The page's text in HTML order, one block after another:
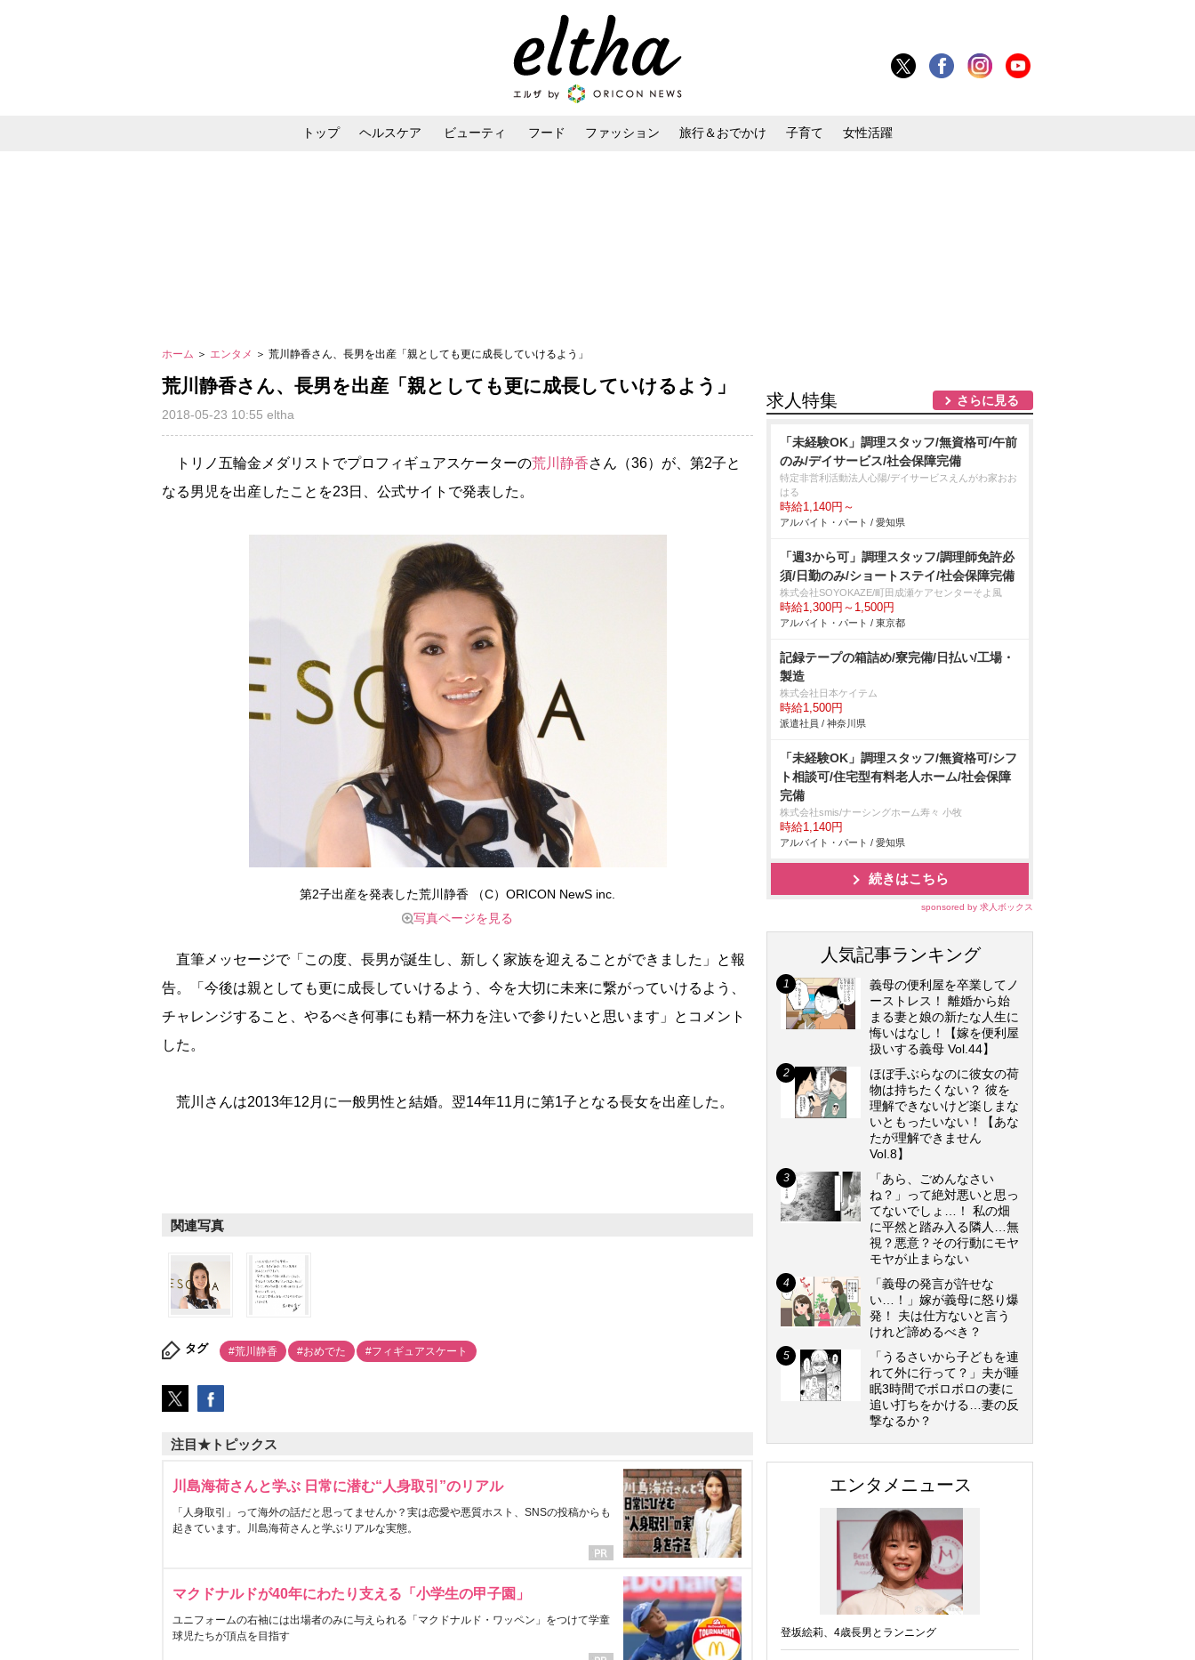
トップ ヘルスケア ビューティ フード ファッション 旅行＆おでかけ 子育て 女性活躍
ホーム ＞ エンタメ ＞ 荒川静香さん、長男を出産「親としても更に成長していけるよう」
荒川静香さん、長男を出産「親としても更に成長していけるよう」
2018-05-23 10:55 eltha
トリノ五輪金メダリストでプロフィギュアスケーターの荒川静香さん（36）が、第2子と
なる男児を出産したことを23日、公式サイトで発表した。
第2子出産を発表した荒川静香 （C）ORICON NewS inc.
写真ページを見る
直筆メッセージで「この度、長男が誕生し、新しく家族を迎えることができました」と報
告。「今後は親としても更に成長していけるよう、今を大切に未来に繋がっていけるよう、
チャレンジすること、やるべき何事にも精一杯力を注いで参りたいと思います」とコメント
した。
荒川さんは2013年12月に一般男性と結婚。翌14年11月に第1子となる長女を出産した。
関連写真
タグ #荒川静香 #おめでた #フィギュアスケート
注目★トピックス
川島海荷さんと学ぶ 日常に潜む“人身取引”のリアル
「人身取引」って海外の話だと思ってませんか？実は恋愛や悪質ホスト、SNSの投稿からも
起きています。川島海荷さんと学ぶリアルな実態。
マクドナルドが40年にわたり支える「小学生の甲子園」
ユニフォームの右袖には出場者のみに与えられる「マクドナルド・ワッペン」をつけて学童
球児たちが頂点を目指す
求人特集 さらに見る
「未経験OK」調理スタッフ/無資格可/午前
のみ/デイサービス/社会保障完備
特定非営利活動法人心陽/デイサービスえんがわ家おお
はる
時給1,140円～
アルバイト・パート / 愛知県
「週3から可」調理スタッフ/調理師免許必
須/日勤のみ/ショートステイ/社会保障完備
株式会社SOYOKAZE/町田成瀬ケアセンターそよ風
時給1,300円～1,500円
アルバイト・パート / 東京都
記録テープの箱詰め/寮完備/日払い/工場・
製造
株式会社日本ケイテム
時給1,500円
派遣社員 / 神奈川県
「未経験OK」調理スタッフ/無資格可/シフ
ト相談可/住宅型有料老人ホーム/社会保障
完備
株式会社smis/ナーシングホーム寿々 小牧
時給1,140円
アルバイト・パート / 愛知県
続きはこちら
sponsored by 求人ボックス
人気記事ランキング
義母の便利屋を卒業してノ
ーストレス！ 離婚から始
まる妻と娘の新たな人生に
悔いはなし！【嫁を便利屋
扱いする義母 Vol.44】
ほぼ手ぶらなのに彼女の荷
物は持ちたくない？ 彼を
理解できないけど楽しまな
いともったいない！【あな
たが理解できません
Vol.8】
「あら、ごめんなさい
ね？」って絶対悪いと思っ
てないでしょ…！ 私の畑
に平然と踏み入る隣人…無
視？悪意？その行動にモヤ
モヤが止まらない
「義母の発言が許せな
い…！」嫁が義母に怒り爆
発！ 夫は仕方ないと言う
けれど諦めるべき？
「うるさいから子どもを連
れて外に行って？」夫が睡
眠3時間でボロボロの妻に
追い打ちをかける…妻の反
撃なるか？
エンタメニュース
登坂絵莉、4歳長男とランニング